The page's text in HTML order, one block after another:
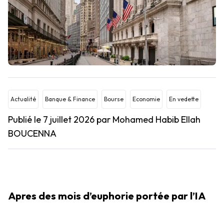
Actualité Banque & Finance Bourse Economie En vedette
Publié le 7 juillet 2026 par Mohamed Habib Ellah
BOUCENNA
Apres des mois d’euphorie portée par l’IA